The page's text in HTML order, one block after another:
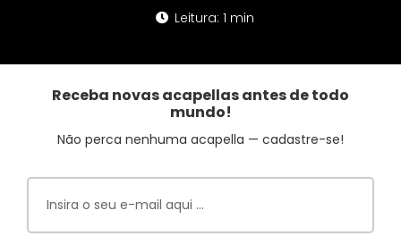
Leitura: 1 min
Receba novas acapellas antes de todo
mundo!
Não perca nenhuma acapella — cadastre-se!